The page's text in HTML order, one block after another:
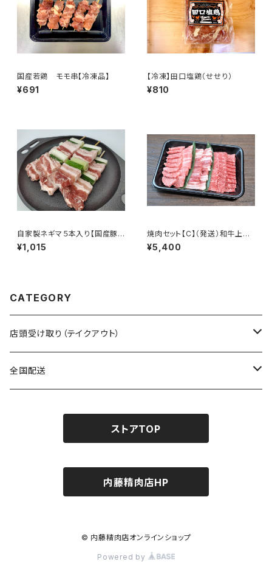
国産若鶏 モモ串【冷凍品】
¥691
【冷凍】田口塩鶏（せせり）
¥810
自家製ネギマ５本入り【国産豚
肉・ネギ使用】[冷凍]
¥1,015
焼肉セット【C】（発送）和牛上カ
ルビ・赤身モモ 豚バラ
¥5,400
CATEGORY
店頭受け取り（テイクアウト）
すき焼き・しゃぶしゃぶ用
バーベキューセット
全国配送
こだわりの調理器具
ストアTOP
内藤精肉店HP
© 内藤精肉店オンラインショップ
Powered by